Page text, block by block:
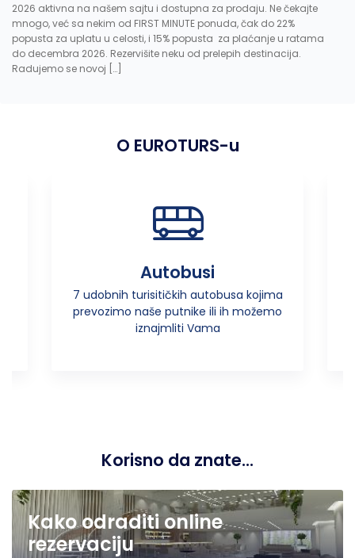
2026 aktivna na našem sajtu i dostupna za prodaju. Ne čekajte
mnogo, već sa nekim od FIRST MINUTE ponuda, čak do 22%
popusta za uplatu u celosti, i 15% popusta za plaćanje u ratama
do decembra 2026. Rezervišite neku od prelepih destinacija.
Radujemo se novoj […]
O EUROTURS-u
Autobusi
7 udobnih turisitičkih autobusa kojima
prevozimo naše putnike ili ih možemo
iznajmliti Vama
Korisno da znate...
Kako odraditi online
rezervaciju